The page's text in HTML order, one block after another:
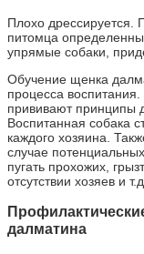
Плохо дрессируется.
питомца
упрямые собаки,
Обучение щенка
процесса
прививают принципы
Воспитанная собака
каждого хозяина.
случае
пугать прохожих,
отсутствии хозяев и т.д.
далматина